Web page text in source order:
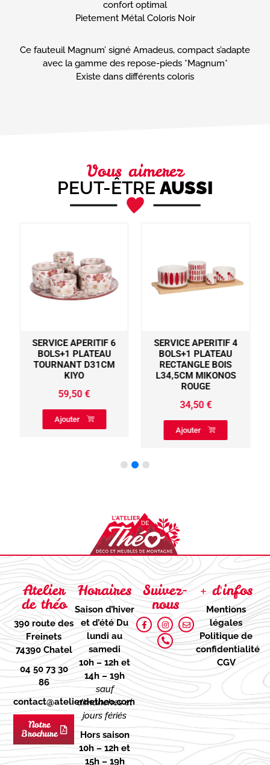
confort optimal
Pietement Métal Coloris Noir
Ce fauteuil Magnum’ signé Amadeus, compact s’adapte
avec la gamme des repose-pieds *Magnum*
Existe dans différents coloris
Vous aimerez
PEUT-ÊTRE AUSSI
SERVICE APERITIF 6
BOLS+1 PLATEAU
TOURNANT D31CM
KIYO
59,50€
Ajouter
SERVICE APERITIF 4
BOLS+1 PLATEAU
RECTANGLE BOIS
L34,5CM MIKONOS
ROUGE
34,50€
Ajouter
Atelier
de théo
390 route des
Freinets
74390 Chatel
04 50 73 30
86
contact@atelierdetheo.com
Notre
Brochure
Horaires
Saison d’hiver
et d’étéDu
lundi au
samedi
10h – 12h et
14h – 19h
sauf
dimanches et
jours fériés
Hors saison
10h – 12h et
15h – 19h
Suivez-
nous
+ d'infos
Mentions
légales
Politique de
confidentialité
CGV